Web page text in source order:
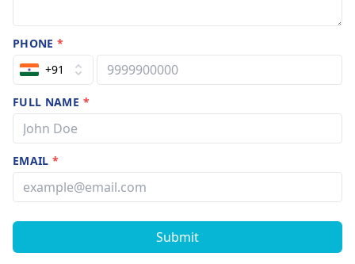
PHONE*
+91
FULL NAME *
EMAIL*
Submit